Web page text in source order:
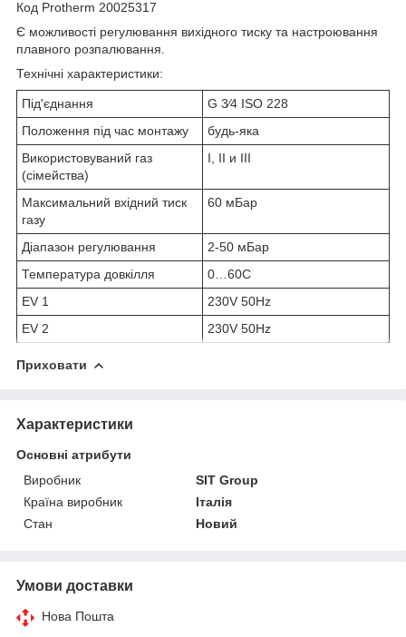
Код Protherm 20025317
Є можливості регулювання вихідного тиску та настроювання
плавного розпалювання.
Технічні характеристики:
Під'єднання
G 3⁄4 ISO 228
Положення під час монтажу
будь-яка
Використовуваний газ
(сімейства)
I, II и III
Максимальний вхідний тиск
газу
60 мБар
Діапазон регулювання
2-50 мБар
Температура довкілля
0…60С
EV 1
230V 50Hz
EV 2
230V 50Hz
Приховати
Характеристики
Основні атрибути
Виробник
SIT Group
Країна виробник
Італія
Стан
Новий
Умови доставки
Нова Пошта